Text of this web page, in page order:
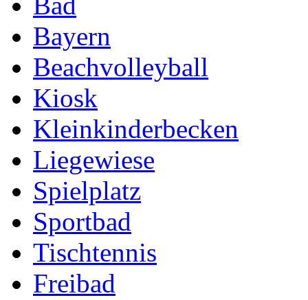
Bayern
Beachvolleyball
Kiosk
Kleinkinderbecken
Liegewiese
Spielplatz
Sportbad
Tischtennis
Freibad